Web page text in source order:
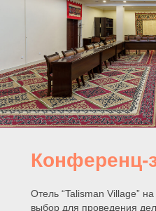
Конференц-
Отель “Talisman Village”
выбор для проведения